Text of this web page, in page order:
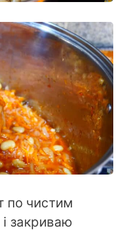
по чистим
закриваю